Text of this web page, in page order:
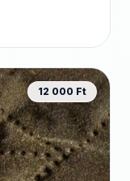
12 000 Ft